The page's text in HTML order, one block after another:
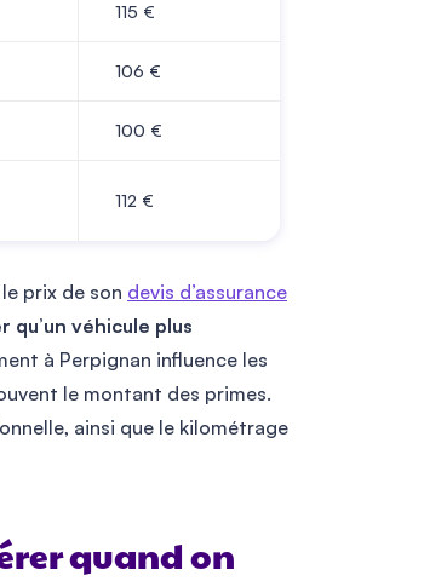
115 €
106 €
100 €
112 €
prix de son devis d’assurance
véhicule plus
à Perpignan influence les
le montant des primes.
ainsi que le kilométrage
quand on